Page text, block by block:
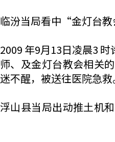
临汾当局看中“金灯台教
2009 年9月13日凌晨3
师、及金灯台教会相关
迷不醒，被送往医院急救
浮山县当局出动推土机